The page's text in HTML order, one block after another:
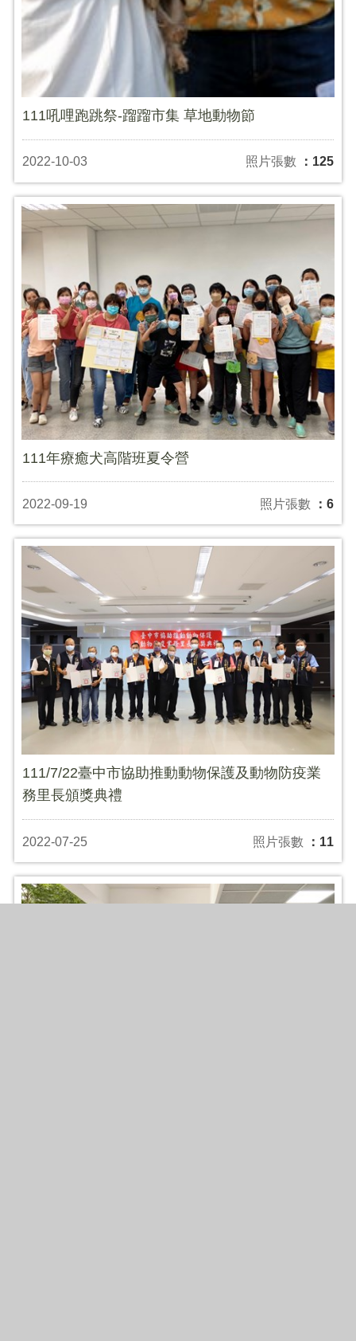
111吼哩跑跳祭-蹓蹓市集 草地動物節
2022-10-03 照片張數 ：125
111年療癒犬高階班夏令營
2022-09-19 照片張數 ：6
111/7/22臺中市協助推動動物保護及動物防疫業
務里長頒獎典禮
2022-07-25 照片張數 ：11